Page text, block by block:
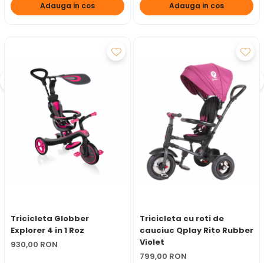
Adauga in cos Adauga in cos
Tricicleta Globber
Explorer 4 in 1 Roz
930,00 RON
Tricicleta cu roti de
cauciuc Qplay Rito Rubber
Violet
799,00 RON